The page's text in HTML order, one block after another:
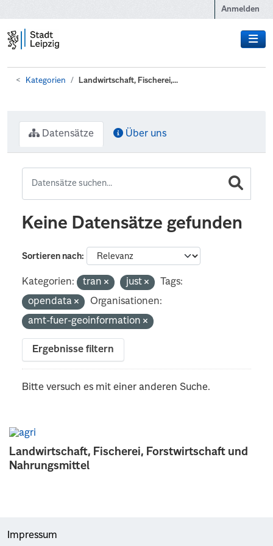
Anmelden
Kategorien Landwirtschaft, Fischerei,...
Landwirtschaft, Fischerei, Forstwirtschaft und
Nahrungsmittel
Datensätze Über uns
Keine Datensätze gefunden
Sortieren nach
Kategorien: tran just
Tags:
opendata
Organisationen:
amt-fuer-geoinformation
Ergebnisse filtern
Bitte versuch es mit einer anderen Suche.
Impressum